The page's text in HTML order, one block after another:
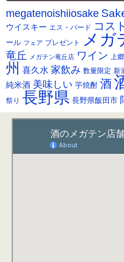
イ
ブ
megatenoishiiosake
ウイスキー エス・バード コス
ール フェア プレゼント メガ
竜丘
メガテン竜丘店 ワイン 上郷
州 喜久水 家飲み 数量限定 新
純米酒 美味しい 芋焼酎 酒
祭り 長野県 長野県飯田市